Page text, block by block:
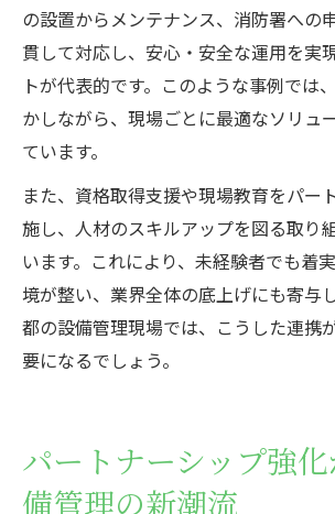
の設置からメンテナンス、消防署への
貫して対応し、安心・安全な運用を実
トが代表的です。このような事例では
かしながら、現場ごとに最適なソリュ
ています。
また、資格取得支援や現場教育をパー
施し、人材のスキルアップを図る取り
います。これにより、未経験者でも着
境が整い、業界全体の底上げにも寄与
都の設備管理現場では、こうした連携
要になるでしょう。
パートナーシップ強